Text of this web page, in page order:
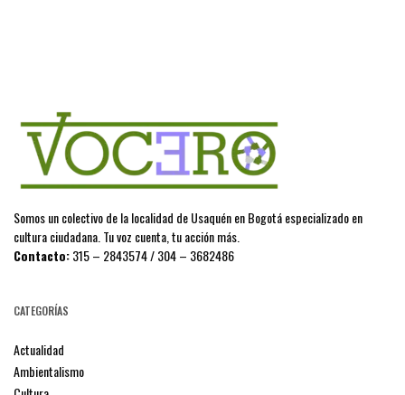
Somos un colectivo de la localidad de Usaquén en Bogotá especializado en
cultura ciudadana. Tu voz cuenta, tu acción más.
Contacto:315 – 2843574 / 304 – 3682486
CATEGORÍAS
Actualidad
Ambientalismo